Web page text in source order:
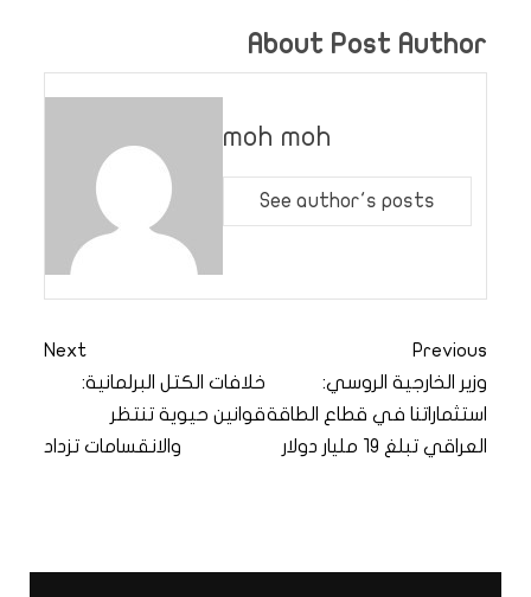
About Post Author
moh moh
See author's posts
Previous
وزير الخارجية الروسي:
استثماراتنا في قطاع الطاقة
العراقي تبلغ 19 مليار دولار
Next
خلافات الكتل البرلمانية:
قوانين حيوية تنتظر
والانقسامات تزداد